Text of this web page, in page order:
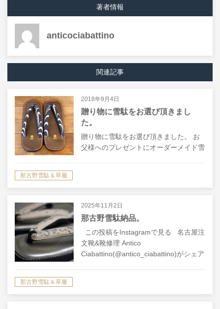
著者情報
anticociabattino
関連記事
2018年9月4日
贈り物に雪駄をお選び頂きまし
た。
贈り物に雪駄をお選び頂きました。 お
父様へのプレゼントにオーダーメイド雪
ステ…
那古野雪駄＆草履
2025年11月2日
那古野雪駄納品。
この投稿をInstagramで見る 名古屋注
文靴&靴修理 Antico
Ciabattino(@antico_ciabattino)がシェア
那古野雪駄＆草履